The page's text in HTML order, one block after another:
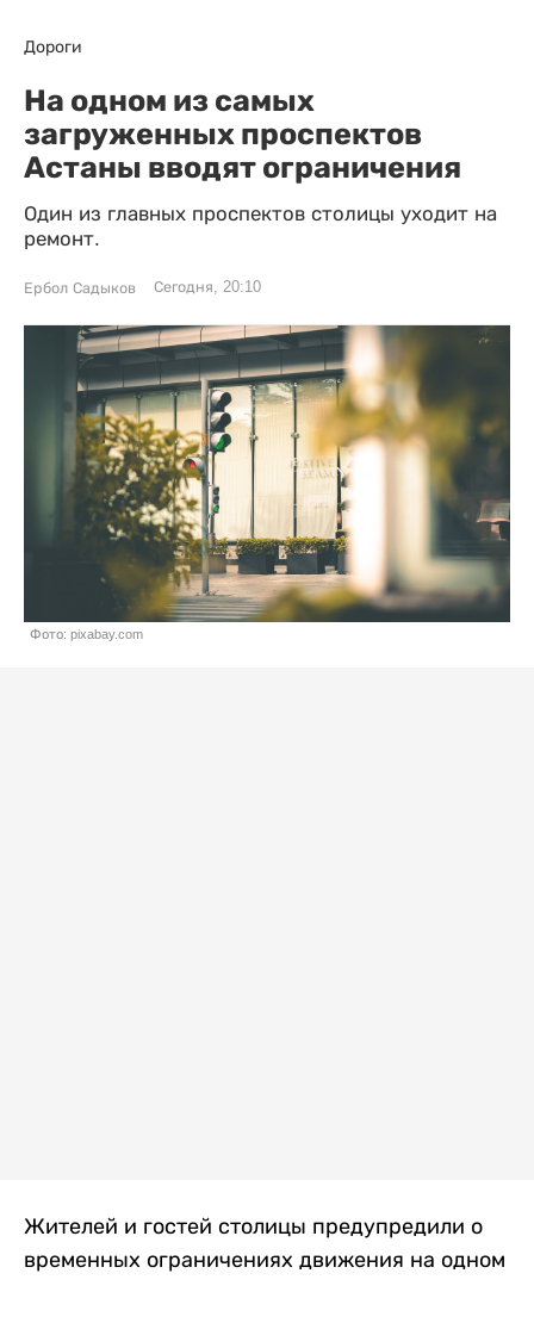
Дороги
На одном из самых
загруженных проспектов
Астаны вводят ограничения
Один из главных проспектов столицы уходит на
ремонт.
Ербол Садыков Сегодня, 20:10
Фото: pixabay.com
Жителей и гостей столицы предупредили о
временных ограничениях движения на одном